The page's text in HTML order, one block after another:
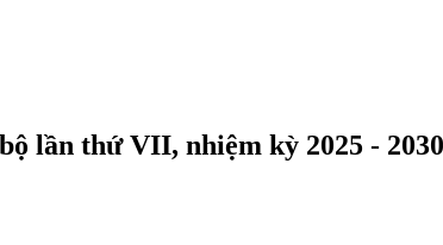
lần thứ VII, nhiệm kỳ 2025 - 2030